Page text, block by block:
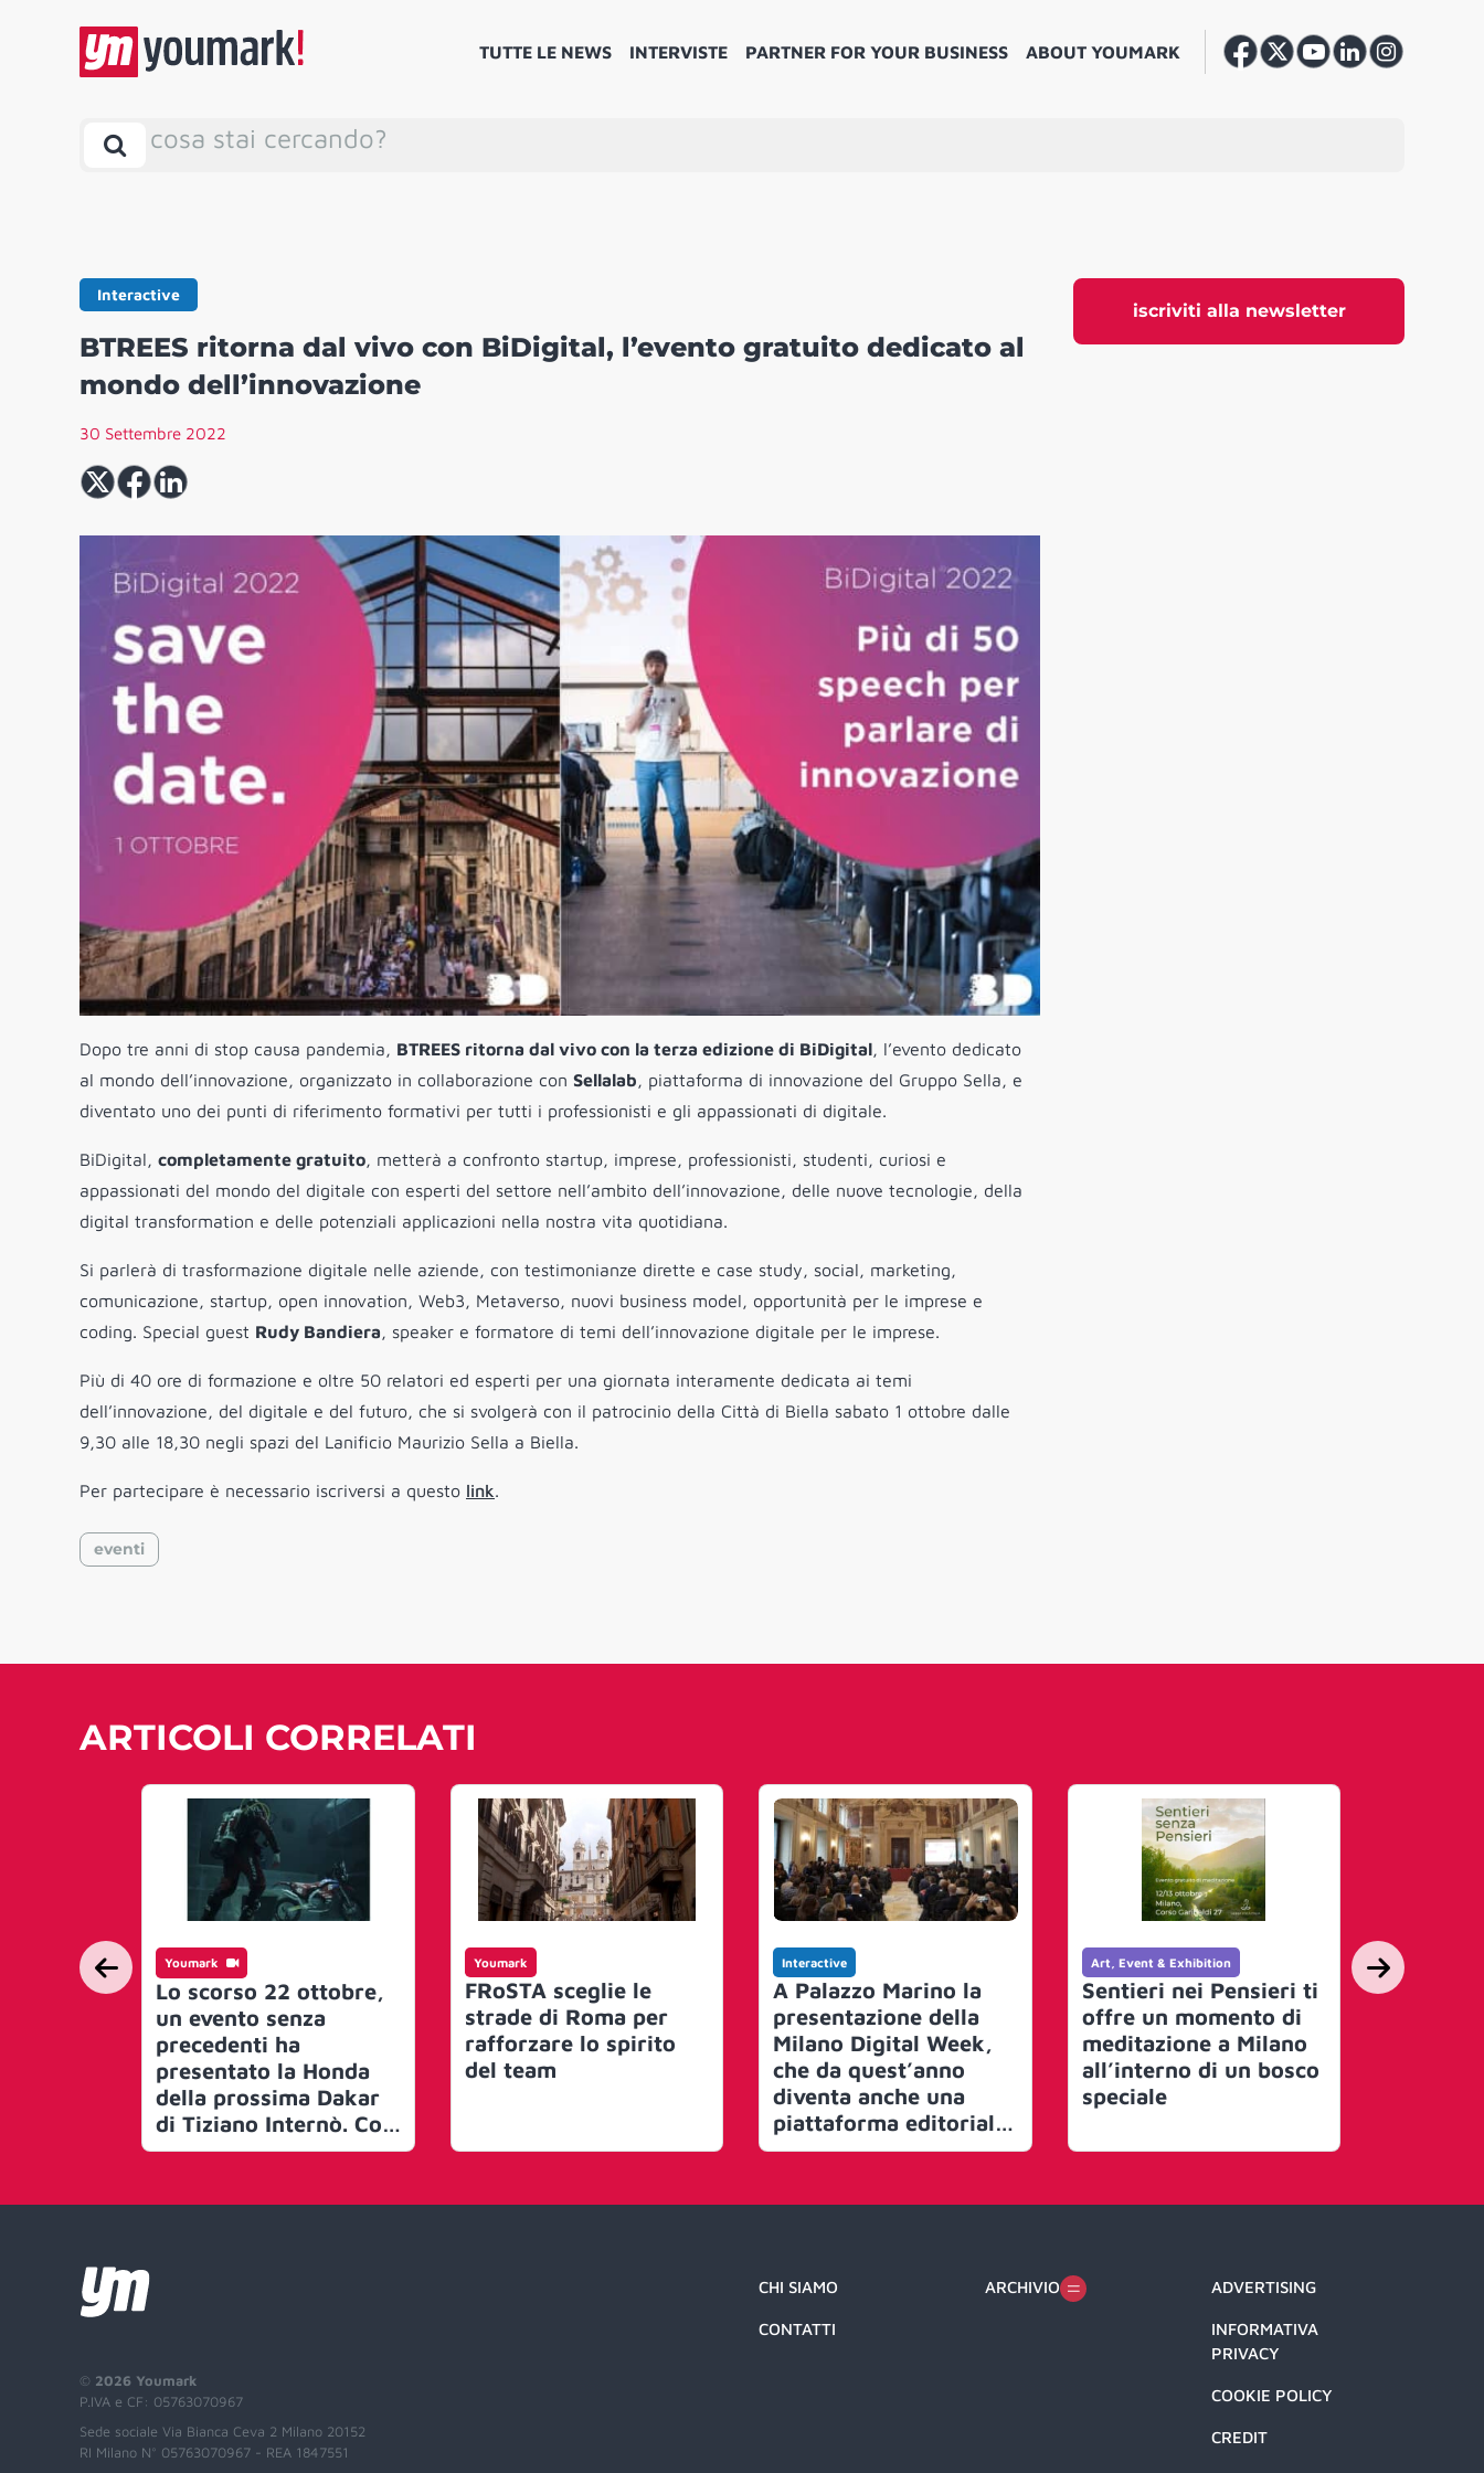
TUTTE LE NEWS INTERVISTE PARTNER FOR YOUR BUSINESS ABOUT YOUMARK
cosa stai cercando?
iscriviti alla newsletter
Interactive
BTREES ritorna dal vivo con BiDigital, l’evento gratuito dedicato al
mondo dell’innovazione
30 Settembre 2022
Dopo tre anni di stop causa pandemia, BTREES ritorna dal vivo con la terza edizione di BiDigital, l’evento dedicato
al mondo dell’innovazione, organizzato in collaborazione con Sellalab, piattaforma di innovazione del Gruppo Sella, e
diventato uno dei punti di riferimento formativi per tutti i professionisti e gli appassionati di digitale.
BiDigital, completamente gratuito, metterà a confronto startup, imprese, professionisti, studenti, curiosi e
appassionati del mondo del digitale con esperti del settore nell’ambito dell’innovazione, delle nuove tecnologie, della
digital transformation e delle potenziali applicazioni nella nostra vita quotidiana.
Si parlerà di trasformazione digitale nelle aziende, con testimonianze dirette e case study, social, marketing,
comunicazione, startup, open innovation, Web3, Metaverso, nuovi business model, opportunità per le imprese e
coding. Special guest Rudy Bandiera, speaker e formatore di temi dell’innovazione digitale per le imprese.
Più di 40 ore di formazione e oltre 50 relatori ed esperti per una giornata interamente dedicata ai temi
dell’innovazione, del digitale e del futuro, che si svolgerà con il patrocinio della Città di Biella sabato 1 ottobre dalle
9,30 alle 18,30 negli spazi del Lanificio Maurizio Sella a Biella.
Per partecipare è necessario iscriversi a questo link.
eventi
ARTICOLI CORRELATI
Youmark
Lo scorso 22 ottobre,
un evento senza
precedenti ha
presentato la Honda
della prossima Dakar
di Tiziano Internò. Con
la collaborazione di
Productions di Alberto
Youmark
FRoSTA sceglie le
strade di Roma per
rafforzare lo spirito
del team
Interactive
A Palazzo Marino la
presentazione della
Milano Digital Week,
che da quest’anno
diventa anche una
piattaforma editoriale
permanente. Il sindaco
mezzo, non un fine.
cittadinanza”
Art, Event & Exhibition
Sentieri nei Pensieri ti
offre un momento di
meditazione a Milano
all’interno di un bosco
speciale
Youmark
© 2026 Youmark
P.IVA e CF: 05763070967
Sede sociale Via Bianca Ceva 2 Milano 20152
RI Milano N° 05763070967 - REA 1847551
CHI SIAMO
CONTATTI
ARCHIVIO ADVERTISING
INFORMATIVA
PRIVACY
COOKIE POLICY
CREDIT